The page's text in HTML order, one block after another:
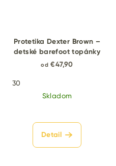
Protetika Dexter Brown –
detské barefoot topánky
od €47,90
30
Skladom
Detail